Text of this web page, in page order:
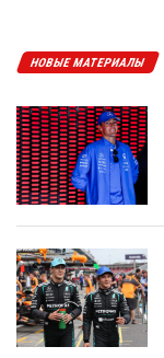
НОВЫЕ МАТЕРИАЛЫ